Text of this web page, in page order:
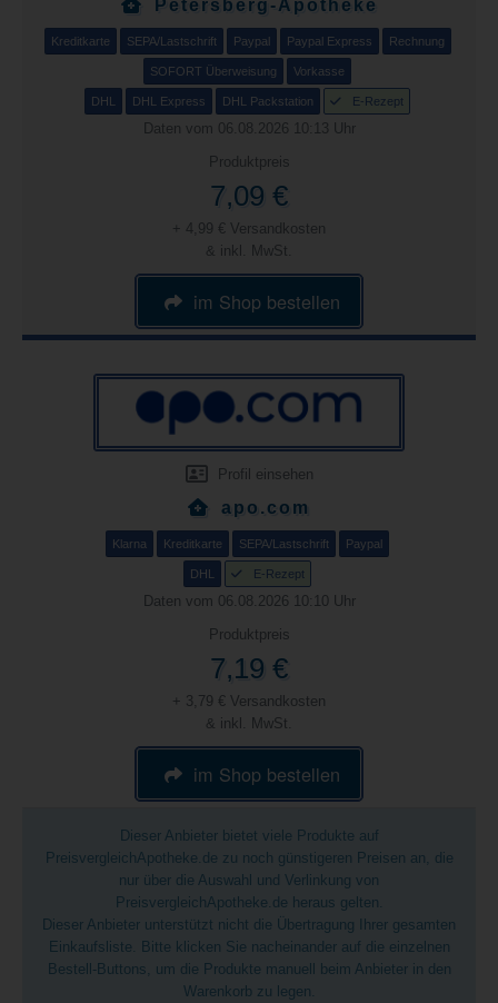
Petersberg-Apotheke
Kreditkarte SEPA/Lastschrift Paypal Paypal Express Rechnung
SOFORT Überweisung Vorkasse
DHL DHL Express DHL Packstation E-Rezept
Daten vom 06.08.2026 10:13 Uhr
Produktpreis
7,09 €
+ 4,99 € Versandkosten
& inkl. MwSt.
im Shop bestellen
Profil einsehen
apo.com
Klarna Kreditkarte SEPA/Lastschrift Paypal
DHL E-Rezept
Daten vom 06.08.2026 10:10 Uhr
Produktpreis
7,19 €
+ 3,79 € Versandkosten
& inkl. MwSt.
im Shop bestellen
Dieser Anbieter bietet viele Produkte auf
PreisvergleichApotheke.de zu noch günstigeren Preisen an, die
nur über die Auswahl und Verlinkung von
PreisvergleichApotheke.de heraus gelten.
Dieser Anbieter unterstützt nicht die Übertragung Ihrer gesamten
Einkaufsliste. Bitte klicken Sie nacheinander auf die einzelnen
Bestell-Buttons, um die Produkte manuell beim Anbieter in den
Warenkorb zu legen.